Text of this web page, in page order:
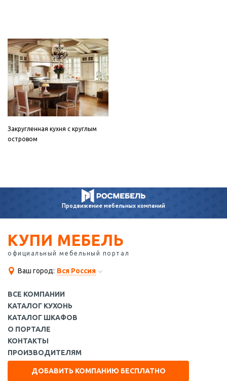
Закругленная кухня с круглым
островом
Продвижениемебельных компаний
КУПИ МЕБЕЛЬ
официальный мебельный портал
Ваш город: Вся Россия
ВСЕ КОМПАНИИ
КАТАЛОГ КУХОНЬ
КАТАЛОГ ШКАФОВ
О ПОРТАЛЕ
КОНТАКТЫ
ПРОИЗВОДИТЕЛЯМ
ДОБАВИТЬ КОМПАНИЮ БЕСПЛАТНО